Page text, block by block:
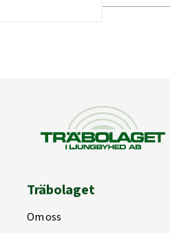
Träbolaget
Om oss